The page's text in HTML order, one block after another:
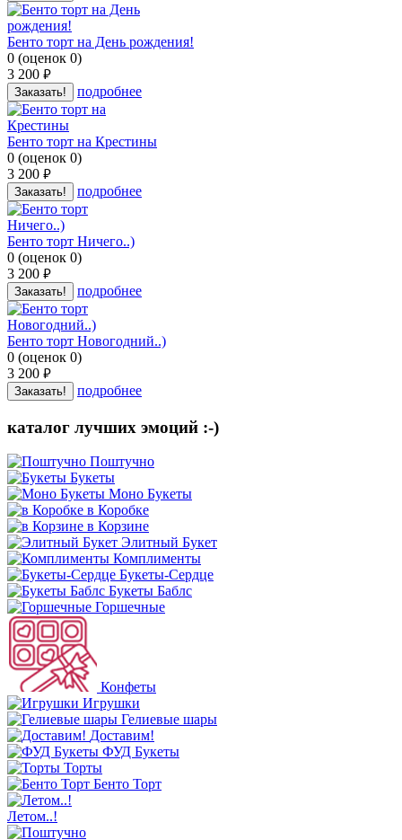
Бенто торт на День рождения!
0 (оценок 0)
3 200 руб.
Заказать! подробнее
Бенто торт на Крестины
0 (оценок 0)
3 200 руб.
Заказать! подробнее
Бенто торт Ничего..)
0 (оценок 0)
3 200 руб.
Заказать! подробнее
Бенто торт Новогодний..)
0 (оценок 0)
3 200 руб.
Заказать! подробнее
каталог лучших эмоций :-)
Поштучно
Букеты
Моно Букеты
в Коробке
в Корзине
Элитный Букет
Комплименты
Букеты-Сердце
Букеты Баблс
Горшечные
Конфеты
Игрушки
Гелиевые шары
Доставим!
ФУД Букеты
Торты
Бенто Торт
Летом..!